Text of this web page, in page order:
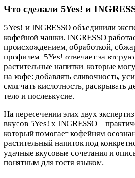
Что сделали 5Yes! и
5Yes! и INGRESSO объединили
кофейной чашки. INGRESSO
происхождением, обработкой,
профилем. 5Yes! отвечает за
растительные напитки, которые
на кофе: добавлять сливочность,
смягчать кислотность, раскрывать
тело и послевкусие.
На пересечении этих двух
вкусов 5Yes! x INGRESSO –
который помогает кофейням
растительный напиток под
удачные вкусовые сочетания и
понятным для гостя языком.